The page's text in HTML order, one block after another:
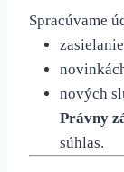
Spracúvame
nových
Právny
súhlas.